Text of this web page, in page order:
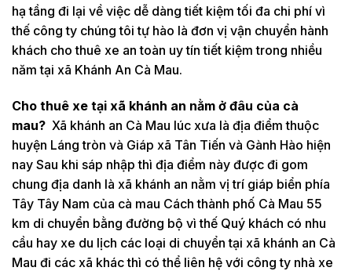
hạ tầng đi lại về việc dễ dàng tiết kiệm tối đa chi phí vì
thế công ty chúng tôi tự hào là đơn vị vận chuyển hành
khách cho thuê xe an toàn uy tín tiết kiệm trong nhiều
năm tại xã Khánh An Cà Mau.
Cho thuê xe tại xã khánh an nằm ở đâu của cà
mau? Xã khánh an Cà Mau lúc xưa là địa điểm thuộc
huyện Láng tròn và Giáp xã Tân Tiến và Gành Hào hiện
nay Sau khi sáp nhập thì địa điểm này được đi gom
chung địa danh là xã khánh an nằm vị trí giáp biển phía
Tây Tây Nam của cà mau Cách thành phố Cà Mau 55
km di chuyển bằng đường bộ vì thế Quý khách có nhu
cầu hay xe du lịch các loại di chuyển tại xã khánh an Cà
Mau đi các xã khác thì có thể liên hệ với công ty nhà xe